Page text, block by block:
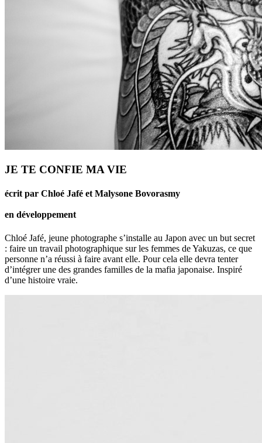
JE TE CONFIE MA VIE
écrit par Chloé Jafé et Malysone Bovorasmy
en développement
Chloé Jafé, jeune photographe s’installe au Japon avec un but secret
: faire un travail photographique sur les femmes de Yakuzas, ce que
personne n’a réussi à faire avant elle. Pour cela elle devra tenter
d’intégrer une des grandes familles de la mafia japonaise. Inspiré
d’une histoire vraie.